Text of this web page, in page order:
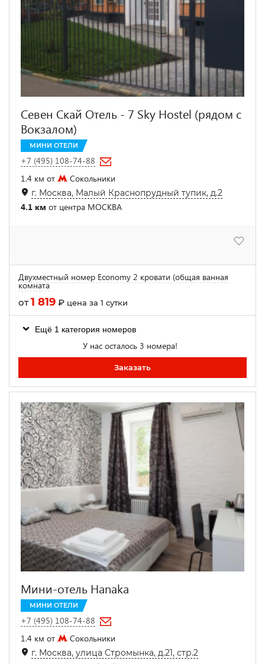
Севен Скай Отель - 7 Sky Hostel (рядом с
Вокзалом)
МИНИ ОТЕЛИ
+7 (495) 108-74-88
1.4 км от
Сокольники
г. Москва, Малый Краснопрудный тупик, д.2
4.1 км от центра МОСКВА
Двухместный номер Economy 2 кровати (общая ванная
комната
от1 819 ₽ цена за 1 сутки
Ещё 1 категория номеров
У нас осталось 3 номера!
Заказать
Мини-отель Hanaka
МИНИ ОТЕЛИ
+7 (495) 108-74-88
1.4 км от
Сокольники
г. Москва, улица Стромынка, д.21, стр.2